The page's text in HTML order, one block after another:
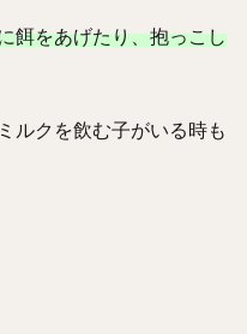
餌をあげたり、抱っこし
ルクを飲む子がいる時も